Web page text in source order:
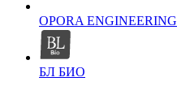
OPORA ENGINEERING
БЛ БИО